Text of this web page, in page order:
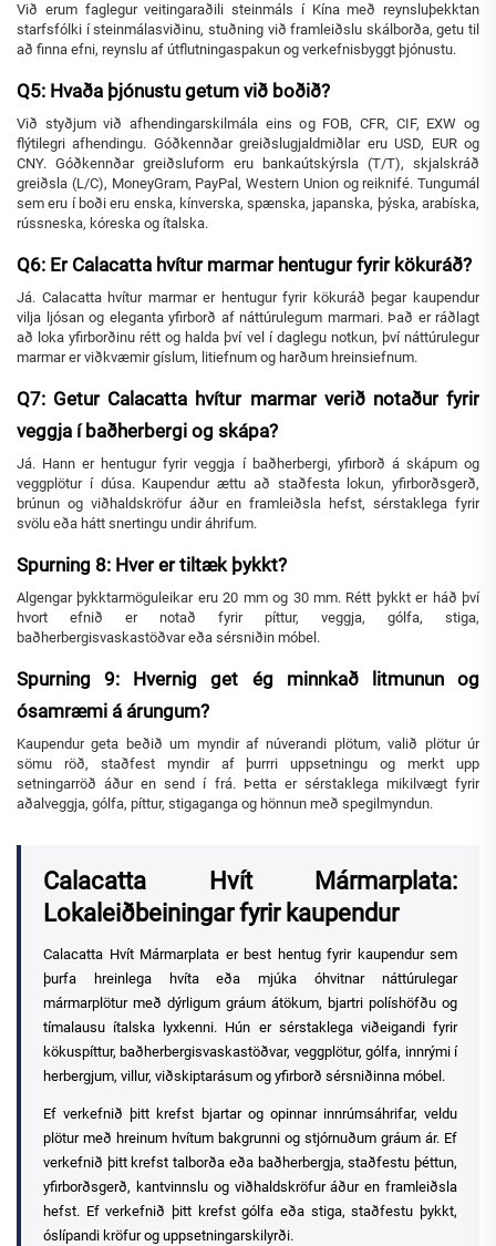
Við erum faglegur veitingaraðili steinmáls í Kína með reynsluþekktan
starfsfólki í steinmálasviðinu, stuðning við framleiðslu skálborða, getu til
að finna efni, reynslu af útflutningaspakun og verkefnisbyggt þjónustu.
Q5: Hvaða þjónustu getum við boðið?
Við styðjum við afhendingarskilmála eins og FOB, CFR, CIF, EXW og
flýtilegri afhendingu. Góðkennðar greiðslugjaldmiðlar eru USD, EUR og
CNY. Góðkennðar greiðsluform eru bankaútskýrsla (T/T), skjalskráð
greiðsla (L/C), MoneyGram, PayPal, Western Union og reiknifé. Tungumál
sem eru í boði eru enska, kínverska, spænska, japanska, þýska, arabíska,
rússneska, kóreska og ítalska.
Q6: Er Calacatta hvítur marmar hentugur fyrir kökuráð?
Já. Calacatta hvítur marmar er hentugur fyrir kökuráð þegar kaupendur
vilja ljósan og eleganta yfirborð af náttúrulegum marmari. Það er ráðlagt
að loka yfirborðinu rétt og halda því vel í daglegu notkun, því náttúrulegur
marmar er viðkvæmir gíslum, litiefnum og harðum hreinsiefnum.
Q7: Getur Calacatta hvítur marmar verið notaður fyrir
veggja í baðherbergi og skápa?
Já. Hann er hentugur fyrir veggja í baðherbergi, yfirborð á skápum og
veggplötur í dúsa. Kaupendur ættu að staðfesta lokun, yfirborðsgerð,
brúnun og viðhaldskröfur áður en framleiðsla hefst, sérstaklega fyrir
svölu eða hátt snertingu undir áhrifum.
Spurning 8: Hver er tiltæk þykkt?
Algengar þykktarmöguleikar eru 20 mm og 30 mm. Rétt þykkt er háð því
hvort efnið er notað fyrir píttur, veggja, gólfa, stiga,
baðherbergisvaskastöðvar eða sérsniðin móbel.
Spurning 9: Hvernig get ég minnkað litmunun og
ósamræmi á árungum?
Kaupendur geta beðið um myndir af núverandi plötum, valið plötur úr
sömu röð, staðfest myndir af þurrri uppsetningu og merkt upp
setningarröð áður en send í frá. Þetta er sérstaklega mikilvægt fyrir
aðalveggja, gólfa, píttur, stigaganga og hönnun með spegilmyndun.
Calacatta Hvít Mármarplata:
Lokaleiðbeiningar fyrir kaupendur
Calacatta Hvít Mármarplata er best hentug fyrir kaupendur sem
þurfa hreinlega hvíta eða mjúka óhvitnar náttúrulegar
mármarplötur með dýrligum gráum átökum, bjartri políshöfðu og
tímalausu ítalska lyxkenni. Hún er sérstaklega viðeigandi fyrir
kökuspíttur, baðherbergisvaskastöðvar, veggplötur, gólfa, innrými í
herbergjum, villur, viðskiptarásum og yfirborð sérsniðinna móbel.
Ef verkefnið þitt krefst bjartar og opinnar innrúmsáhrifar, veldu
plötur með hreinum hvítum bakgrunni og stjórnuðum gráum ár. Ef
verkefnið þitt krefst talborða eða baðherbergja, staðfestu þéttun,
yfirborðsgerð, kantvinnslu og viðhaldskröfur áður en framleiðsla
hefst. Ef verkefnið þitt krefst gólfa eða stiga, staðfestu þykkt,
óslípandi kröfur og uppsetningarskilyrði.